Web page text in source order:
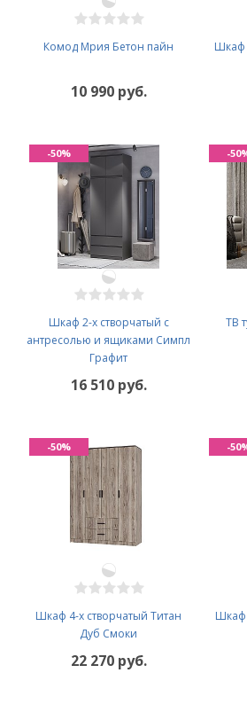
Комод Мрия Бетон пайн
10 990 руб.
Шкаф
Шкаф 2-х створчатый с
антресолью и ящиками Симпл
Графит
16 510 руб.
-50%
ТВ
-
Шкаф 4-х створчатый Титан
Дуб Смоки
22 270 руб.
-50%
Шкаф
-